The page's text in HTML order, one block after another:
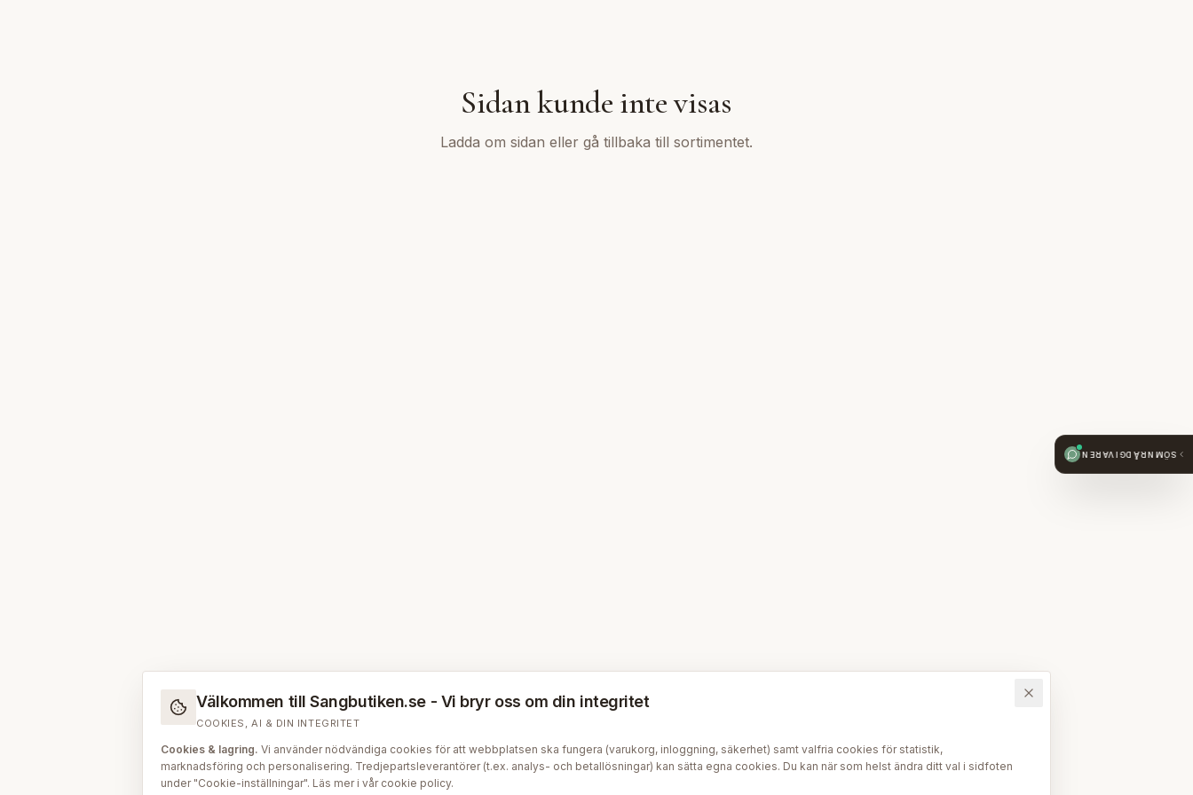
Sidan kunde inte visas
Ladda om sidan eller gå tillbaka till sortimentet.
SÖMNRÅDGIVAREN
Välkommen till Sangbutiken.se - Vi bryr oss om din integritet
COOKIES, AI & DIN INTEGRITET
Cookies & lagring. Vi använder nödvändiga cookies för att webbplatsen ska fungera (varukorg, inloggning, säkerhet) samt valfria cookies för statistik,
marknadsföring och personalisering. Tredjepartsleverantörer (t.ex. analys- och betallösningar) kan sätta egna cookies. Du kan när som helst ändra ditt val i sidfoten
under "Cookie-inställningar". Läs mer i vår cookie policy.